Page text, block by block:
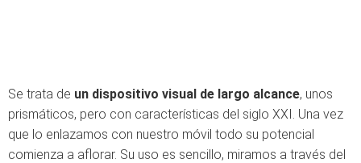
Se trata de un dispositivo visual de largo alcance, unos
prismáticos, pero con características del siglo XXI. Una vez
que lo enlazamos con nuestro móvil todo su potencial
comienza a aflorar. Su uso es sencillo, miramos a través del